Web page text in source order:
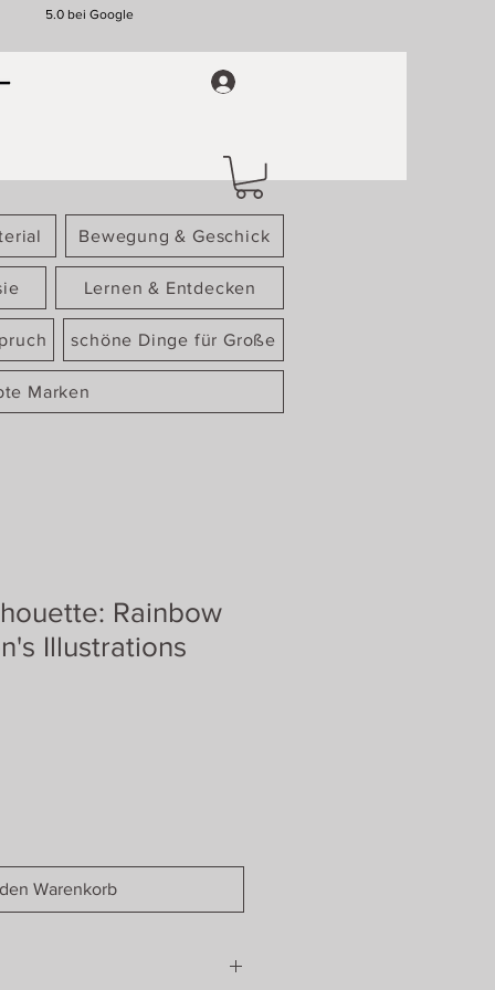
5.0 bei Google
Bewegung & Geschick
Lernen & Entdecken
schöne Dinge für Große
Marken
Rainbow
Illustrations
Warenkorb